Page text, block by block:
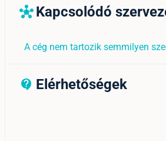
hub Kapcsolódó
A cég nem tartozik semmilyen
contact_support_outline
Elérhetőségek